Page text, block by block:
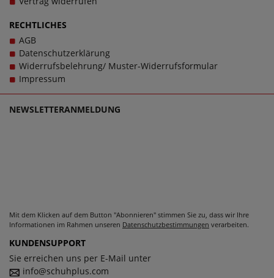
wurde eine PU-Sohle verwendet. Zusätzlich gilt:
Verschlussart: Schnürung, Wechselfußbett: Nein. Schuhe
Sinne des Wortes. Bei Fragen zu dem Artikel 3HH0180203
3500 D.Brown PU Nubuck kontaktieren Sie gerne den
Kundensupport, denn es ist unsere Mission, Sie mit
einzigartigen Herrenschuhen in großen Größen glücklich
zu machen, denn schließlich sollen große Schuhe von
Mavins für Herren schlichtweg passen und dabei stets zu
RECHTLICHES
AGB
Datenschutzerklärung
Widerrufsbelehrung/ Muster-Widerrufsformular
Impressum
NEWSLETTERANMELDUNG
Mit dem Klicken auf dem Button "Abonnieren" stimmen Sie zu, dass wir Ihre
Informationen im Rahmen unseren Datenschutzbestimmungen verarbeiten.
KUNDENSUPPORT
Sie erreichen uns per E-Mail unter
info@schuhplus.com